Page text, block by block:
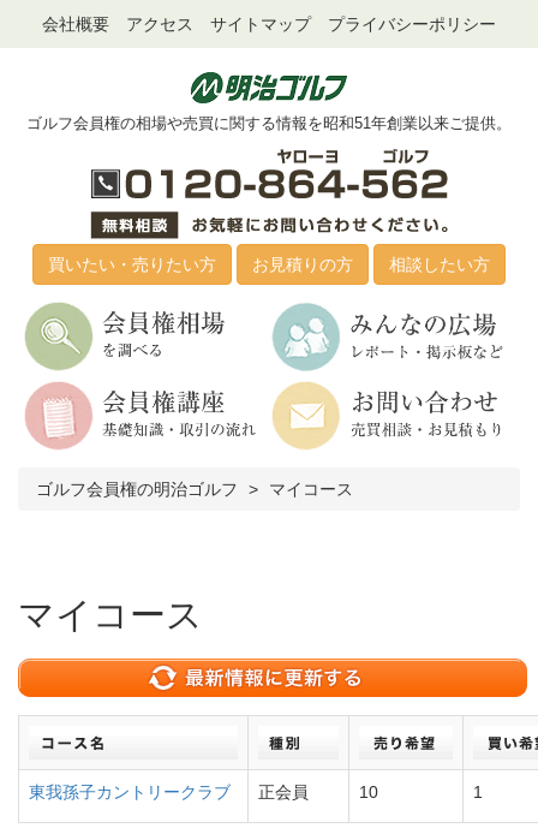
会社概要 アクセス サイトマップ プライバシーポリシー
ゴルフ会員権の相場や売買に関する情報を昭和51年創業以来ご提供。
買いたい・売りたい方 お見積りの方 相談したい方
ゴルフ会員権の明治ゴルフ マイコース
マイコース
東我孫子カントリークラブ 正会員 10 1